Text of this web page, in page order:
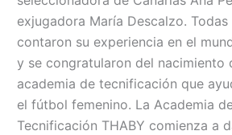
exjugadora María Descalzo. Todas
contaron su experiencia en el
y se congratularon del nacimiento
academia de tecnificación que
el fútbol femenino. La Academia
Tecnificación THABY comienza a